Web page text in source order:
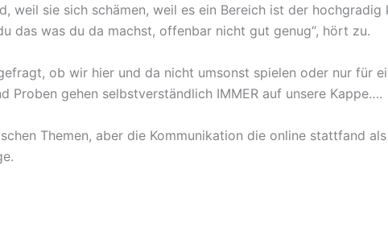
weil sie sich schämen, weil es ein Bereich ist der
das was du da machst, offenbar nicht gut genug“, hört zu.
ob wir hier und da nicht umsonst spielen oder nur für
gehen selbstverständlich IMMER auf unsere Kappe….
Themen, aber die Kommunikation die online stattfand